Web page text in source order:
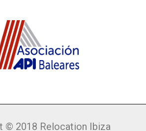
© 2018 Relocation Ibiza